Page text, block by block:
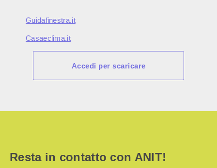
Guidafinestra.it
Casaeclima.it
Accedi per scaricare
Resta in contatto con ANIT!